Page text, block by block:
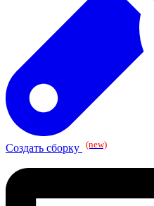
Создать сборку (new)